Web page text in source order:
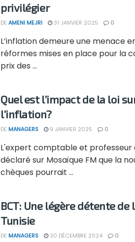
privilégier
DE AMENI MEJRI 31 JANVIER 2025 0
L’inflation demeure une menace
réformes mises en place pour la
prix des ...
Quel est l’impact de la loi
l’inflation?
DE MANAGERS 9 JANVIER 2025 0
L'expert comptable et professeur
déclaré sur Mosaïque FM que la
chèques pourrait ...
BCT: Une légère détente de
Tunisie
DE MANAGERS 30 DÉCEMBRE 2024 0